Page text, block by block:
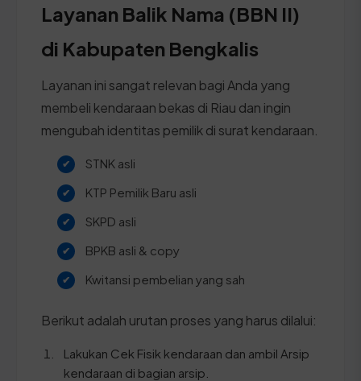
Layanan Balik Nama (BBN II)
di Kabupaten Bengkalis
Layanan ini sangat relevan bagi Anda yang
membeli kendaraan bekas di Riau dan ingin
mengubah identitas pemilik di surat kendaraan.
STNK asli
KTP Pemilik Baru asli
SKPD asli
BPKB asli & copy
Kwitansi pembelian yang sah
Berikut adalah urutan proses yang harus dilalui:
Lakukan Cek Fisik kendaraan dan ambil Arsip
kendaraan di bagian arsip.